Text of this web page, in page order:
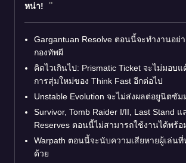
หน่า!
Gargantuan Resolve ตอนนี้จะทำงานอย่
กองทัพผี
คิดไวเกินไป: Prismatic Ticket จะไม่มอบ
การสุ่มใหม่ของ Think Fast อีกต่อไป
Unstable Evolution จะไม่ส่งผลต่อยูนิตซั
Survivor, Tomb Raider I/II, Last Stand แ
Reserves ตอนนี้ไม่สามารถใช้งานได้พร้อ
Warpath ตอนนี้จะนับความเสียหายผู้เล่น
ด้วย